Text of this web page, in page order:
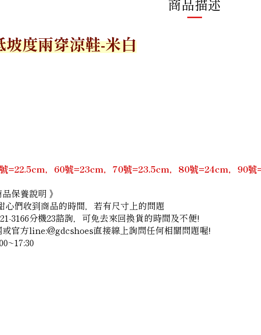
商品描述
坡度兩穿涼鞋-米白
=22.5cm，60號=23cm，70號=23.5cm，80號=24cm，90
保養說明 》
們收到商品的時間，若有尺寸上的問題
3166分機23諮詢，可免去來回換貨的時間及不便!
或官方line:@gdcshoes直接線上詢問任何相關問題喔!